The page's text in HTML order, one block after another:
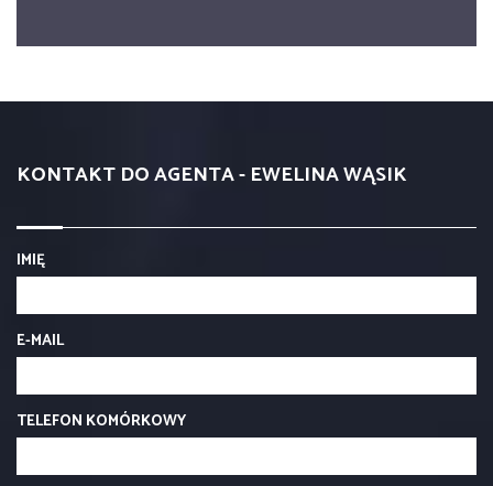
KONTAKT DO AGENTA - EWELINA WĄSIK
IMIĘ
E-MAIL
TELEFON KOMÓRKOWY